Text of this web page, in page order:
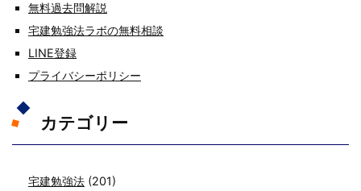
無料過去問解説
宅建勉強法ラボの無料相談
LINE登録
プライバシーポリシー
カテゴリー
宅建勉強法 (201)